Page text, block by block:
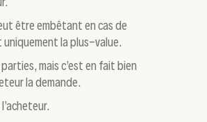
être embêtant en cas de
uniquement la plus-value.
mais c’est en fait bien
la demande.